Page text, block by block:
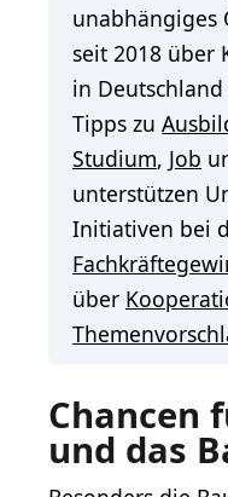
unabhängiges
seit 2018 über
in
Tipps zu
Studium, Job
unterstützen
Initiativen bei
über
Chancen
und das